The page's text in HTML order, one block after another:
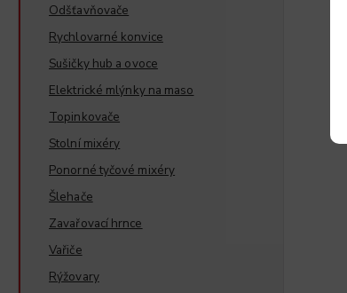
Odšťavňovače
Rychlovarné konvice
Sušičky hub a ovoce
Elektrické mlýnky na maso
Topinkovače
Stolní mixéry
Ponorné tyčové mixéry
Šlehače
Zavařovací hrnce
Vařiče
Rýžovary